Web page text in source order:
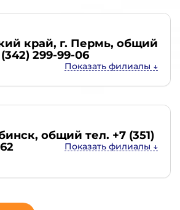
край, г. Пермь, общий
299-99-06
, общий тел. +7 (351)